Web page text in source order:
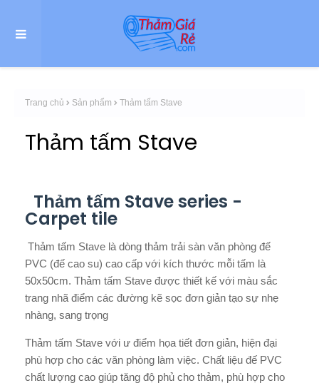
Trang chủ Sản phẩm Thảm tấm Stave
Thảm tấm Stave
Thảm tấm Stave series -
Carpet tile
Thảm tấm Stave là dòng thảm trải sàn văn phòng đế
PVC (đế cao su) cao cấp với kích thước mỗi tấm là
50x50cm. Thảm tấm Stave được thiết kế với màu sắc
trang nhã điểm các đường kẽ sọc đơn giản tạo sự nhẹ
nhàng, sang trọng
Thảm tấm Stave với ư điểm họa tiết đơn giản, hiện đại
phù hợp cho các văn phòng làm việc. Chất liệu đế PVC
chất lượng cao giúp tăng độ phủ cho thảm, phù hợp cho